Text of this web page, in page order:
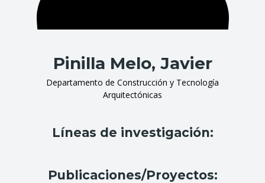
Pinilla Melo, Javier
Departamento de Construcción y Tecnología
Arquitectónicas
Líneas de investigación:
Publicaciones/Proyectos: